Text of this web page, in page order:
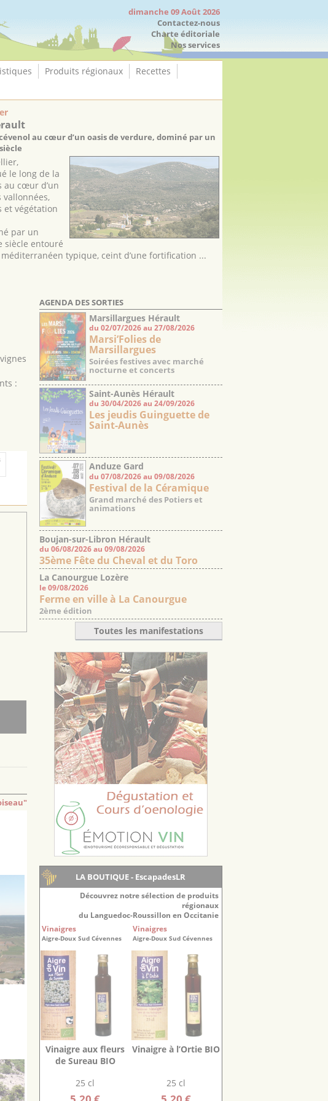
dimanche 09 Août 2026
Contactez-nous
Charte éditoriale
Nos services
Produits régionaux
Recettes
au cœur d’un oasis de verdure, dominé par un
le long de la
au cœur d’un
vallonnées,
et végétation
par un
siècle entouré
méditerranéen typique, ceint d’une fortification ...
:
AGENDA DES SORTIES
Marsillargues Hérault
du 02/07/2026 au 27/08/2026
Marsi’Folies de
Marsillargues
Soirées festives avec marché
nocturne et concerts
Saint-Aunès Hérault
du 30/04/2026 au 24/09/2026
Les jeudis Guinguette de
Saint-Aunès
Anduze Gard
du 07/08/2026 au 09/08/2026
Festival de la Céramique
Grand marché des Potiers et
animations
Boujan-sur-Libron Hérault
du 06/08/2026 au 09/08/2026
35ème Fête du Cheval et du Toro
La Canourgue Lozère
le 09/08/2026
Ferme en ville à La Canourgue
2ème édition
Toutes les manifestations
LA BOUTIQUE - EscapadesLR
Découvrez notre sélection de produits
régionaux
du Languedoc-Roussillon en Occitanie
Vinaigres
Aigre-Doux Sud Cévennes
Vinaigre aux fleurs
de Sureau BIO
25 cl
Vinaigres
Aigre-Doux Sud Cévennes
Vinaigre à l’Ortie BIO
25 cl